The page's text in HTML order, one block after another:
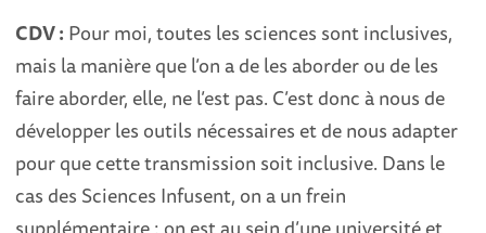
CDV : Pour moi, toutes les sciences sont inclusives,
mais la manière que l’on a de les aborder ou de les
faire aborder, elle, ne l’est pas. C’est donc à nous de
développer les outils nécessaires et de nous adapter
pour que cette transmission soit inclusive. Dans le
cas des Sciences Infusent, on a un frein